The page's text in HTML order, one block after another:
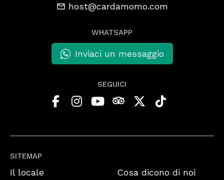
SITEMAP
Il locale
Cosa dicono di noi
host@cardamomo.com
WHATSAPP
Inviaci un messaggio
SEGUICI